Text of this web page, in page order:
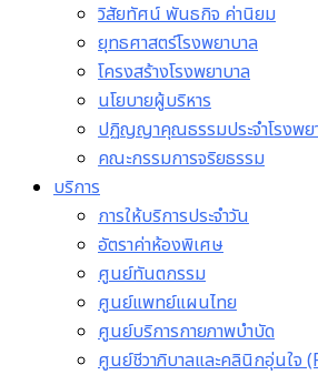
วิสัยทัศน์ พันธกิจ ค่านิยม
ยุทธศาสตร์โรงพยาบาล
โครงสร้างโรงพยาบาล
นโยบายผู้บริหาร
ปฏิญญาคุณธรรมประจำโรงพย
คณะกรรมการจริยธรรม
บริการ
การให้บริการประจำวัน
อัตราค่าห้องพิเศษ
ศูนย์ทันตกรรม
ศูนย์แพทย์แผนไทย
ศูนย์บริการกายภาพบำบัด
ศูนย์ชีวาภิบาลและคลินิกอุ่นใจ